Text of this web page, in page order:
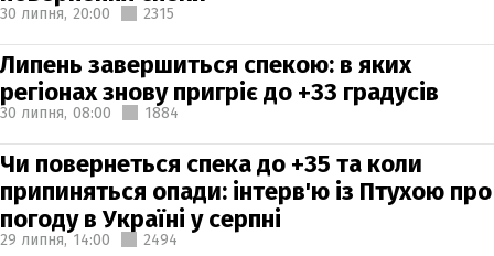
30 липня, 20:00 2315
Липень завершиться спекою: в яких
регіонах знову пригріє до +33 градусів
30 липня, 08:00 1884
Чи повернеться спека до +35 та коли
припиняться опади: інтерв'ю із Птухою про
погоду в Україні у серпні
29 липня, 14:00 2494